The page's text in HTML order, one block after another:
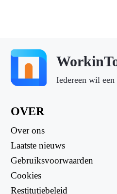
Iedereen wil
OVER
Over ons
Laatste nieuws
Gebruiksvoorwaarden
Cookies
Restitutiebeleid